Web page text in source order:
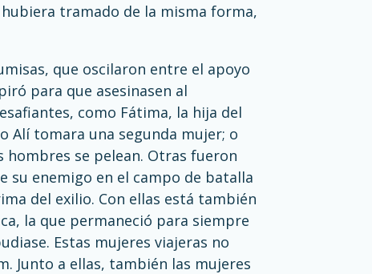
tramado de la misma forma,
que oscilaron entre el apoyo
para que asesinasen al
como Fátima, la hija del
Alí tomara una segunda mujer; o
hombres se pelean. Otras fueron
su enemigo en el campo de batalla
del exilio. Con ellas está también
la que permaneció para siempre
Estas mujeres viajeras no
Junto a ellas, también las mujeres